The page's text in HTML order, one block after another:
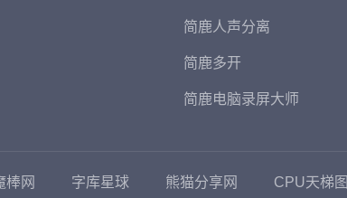
简鹿人声分离
简鹿多开
简鹿电脑录屏大师
棒网 字库星球 熊猫分享网 CPU天梯图